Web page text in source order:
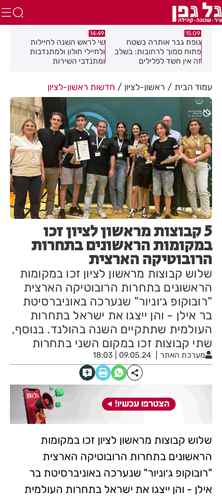
14:49
שי לראש השנה לחיילות
ולחיילי חולון ולמתנדבות
ומתנדבי השירות
14:08
מאחורי המגדלים: מומחי
הנדל"ן חושפים את הסודות
עמוד הבית ראשון-לציון חדשות ראשון-לציון
5 קבוצות מראשון לציון זכו
במקומות הראשונים בתחרות
הרובוטיקה הארצית
שלוש קבוצות מראשון לציון זכו במקומות
הראשונים בתחרות הרובוטיקה הארצית
"רובוקופ ג׳וניור" שנערכה באוניברסיטת
בר אילן - והן ייצגו את ישראל בתחרות
העולמית שתתקיים השנה בהולנד. בנוסף,
שתי קבוצות זכו במקום השני בתחרות
מערכת האתר 09.05.24 | 18:03
שלוש קבוצות מראשון לציון זכו במקומות
הראשונים בתחרות הרובוטיקה הארצית
"רובוקופ ג׳וניור" שנערכה באוניברסיטת בר
אילן - והן ייצגו את ישראל בתחרות העולמית